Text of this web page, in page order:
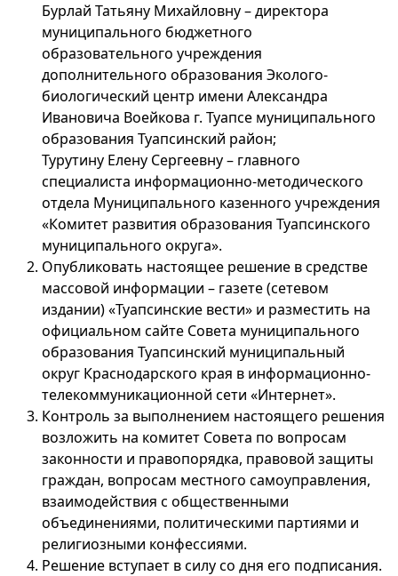
Бурлай Татьяну Михайловну – директора
муниципального бюджетного
образовательного учреждения
дополнительного образования Эколого-
биологический центр имени Александра
Ивановича Воейкова г. Туапсе муниципального
образования Туапсинский район;
Турутину Елену Сергеевну – главного
специалиста информационно-методического
отдела Муниципального казенного учреждения
«Комитет развития образования Туапсинского
муниципального округа».
Опубликовать настоящее решение в средстве
массовой информации – газете (сетевом
издании) «Туапсинские вести» и разместить на
официальном сайте Совета муниципального
образования Туапсинский муниципальный
округ Краснодарского края в информационно-
телекоммуникационной сети «Интернет».
Контроль за выполнением настоящего решения
возложить на комитет Совета по вопросам
законности и правопорядка, правовой защиты
граждан, вопросам местного самоуправления,
взаимодействия с общественными
объединениями, политическими партиями и
религиозными конфессиями.
Решение вступает в силу со дня его подписания.